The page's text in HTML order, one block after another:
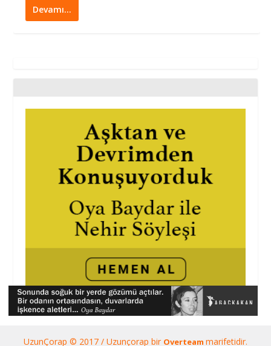
Devamı…
UzunÇorap © 2017 / Uzunçorap bir Overteam marifetidir.